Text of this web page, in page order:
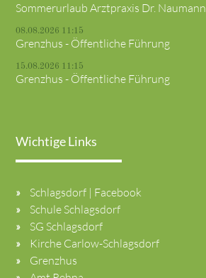
Sommerurlaub Arztpraxis Dr. Naumann
08.08.2026 11:15
Grenzhus - Öffentliche Führung
15.08.2026 11:15
Grenzhus - Öffentliche Führung
Wichtige Links
Schlagsdorf | Facebook
Schule Schlagsdorf
SG Schlagsdorf
Kirche Carlow-Schlagsdorf
Grenzhus